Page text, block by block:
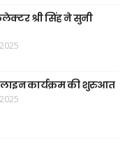
श्री सिंह ने सुनी
कार्यक्रम की शुरुआत